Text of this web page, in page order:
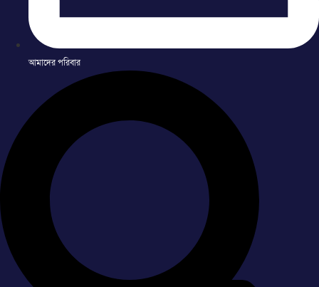
আমাদের পরিবার